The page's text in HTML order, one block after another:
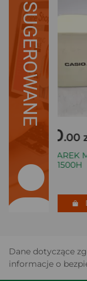
SUGEROWANE
110.00 zł
ZEGAREK
WS-1500H
Dane dotyczące
informacje o